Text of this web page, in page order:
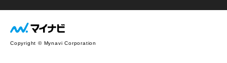
Copyright © Mynavi Corporation